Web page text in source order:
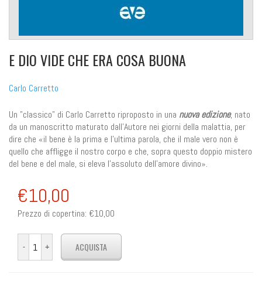
E DIO VIDE CHE ERA COSA BUONA
Carlo Carretto
Un "classico" di Carlo Carretto riproposto in una nuova edizione, nato
da un manoscritto maturato dall'Autore nei giorni della malattia, per
dire che «il bene è la prima e l'ultima parola, che il male vero non è
quello che affligge il nostro corpo e che, sopra questo doppio mistero
del bene e del male, si eleva l'assoluto dell'amore divino».
€10,00
Prezzo di copertina: €10,00